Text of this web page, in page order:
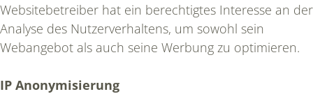
ANALYSE & STRATEGIE
KONZEPTION
Websitebetreiber hat ein berechtigtes Interesse an der
Analyse des Nutzerverhaltens, um sowohl sein
Webangebot als auch seine Werbung zu optimieren.
IP Anonymisierung